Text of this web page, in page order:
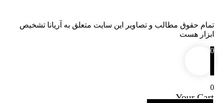
تمام حقوق مطالب و تصاویر این سایت متعلق به آریانا تشخیص
ابزار هست
0
0
Your Cart